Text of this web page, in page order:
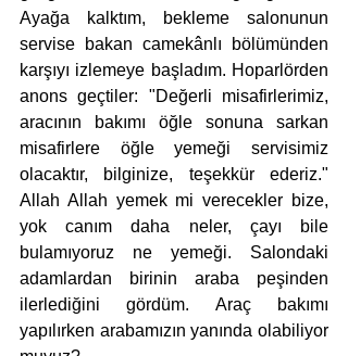
Ayağa kalktım, bekleme salonunun
servise bakan camekânlı bölümünden
karşıyı izlemeye başladım. Hoparlörden
anons geçtiler: "Değerli misafirlerimiz,
aracının bakımı öğle sonuna sarkan
misafirlere öğle yemeği servisimiz
olacaktır, bilginize, teşekkür ederiz."
Allah Allah yemek mi verecekler bize,
yok canım daha neler, çayı bile
bulamıyoruz ne yemeği. Salondaki
adamlardan birinin araba peşinden
ilerlediğini gördüm. Araç bakımı
yapılırken arabamızın yanında olabiliyor